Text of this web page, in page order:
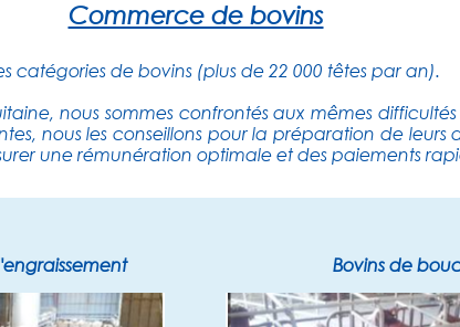
Commerce de bovins
catégories de bovins (plus de 22 000 têtes par an).
nous sommes confrontés aux mêmes difficultés
nous les conseillons pour la préparation de leurs
une rémunération optimale et des paiements
Bovins de